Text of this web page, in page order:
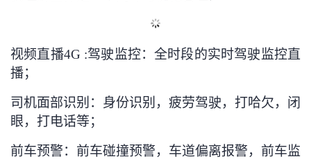
视频直播4G :驾驶监控：全时段的实时驾驶监控直
播；
司机面部识别：身份识别，疲劳驾驶，打哈欠，闭
眼，打电话等；
前车预警：前车碰撞预警，车道偏离报警，前车监